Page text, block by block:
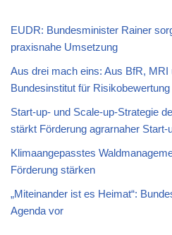
EUDR: Bundesminister Rainer
praxisnahe Umsetzung
Aus drei mach eins: Aus BfR,
Bundesinstitut für
Start-up- und Scale-up-Strategie
stärkt Förderung agrarnaher Start-
Klimaangepasstes
Förderung stärken
„Miteinander ist es Heimat“:
Agenda vor